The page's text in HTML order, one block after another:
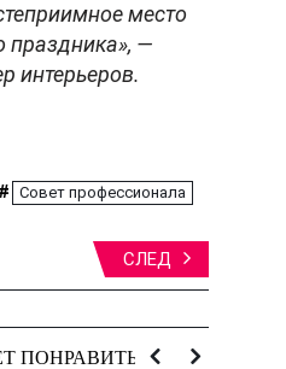
место
праздника», —
интерьеров.
# Совет профессионала
СЛЕД
ПОНРАВИТЬСЯ: